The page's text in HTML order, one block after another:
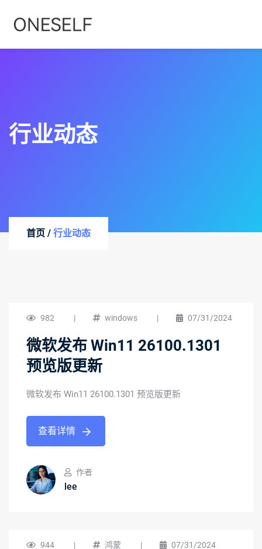
行业动态
首页 / 行业动态
982 | windows | 07/31/2024
微软发布 Win11 26100.1301
预览版更新
微软发布 Win11 26100.1301 预览版更新
查看详情
作者
lee
944 | 鸿蒙 | 07/31/2024